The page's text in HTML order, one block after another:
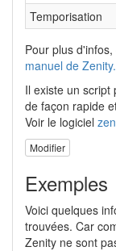
Temporisation
Pour plus
manuel de Zenity.
Il existe un
de façon rapide
Voir le logiciel
Modifier
Exemples
Voici quelques
trouvées. Car
Zenity ne sont